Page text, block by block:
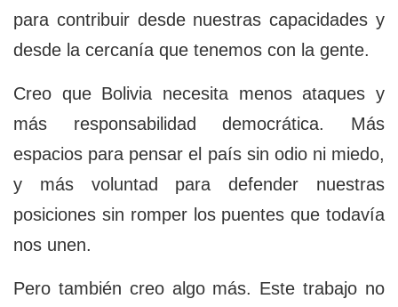
para contribuir desde nuestras capacidades y
desde la cercanía que tenemos con la gente.
Creo que Bolivia necesita menos ataques y
más responsabilidad democrática. Más
espacios para pensar el país sin odio ni miedo,
y más voluntad para defender nuestras
posiciones sin romper los puentes que todavía
nos unen.
Pero también creo algo más. Este trabajo no